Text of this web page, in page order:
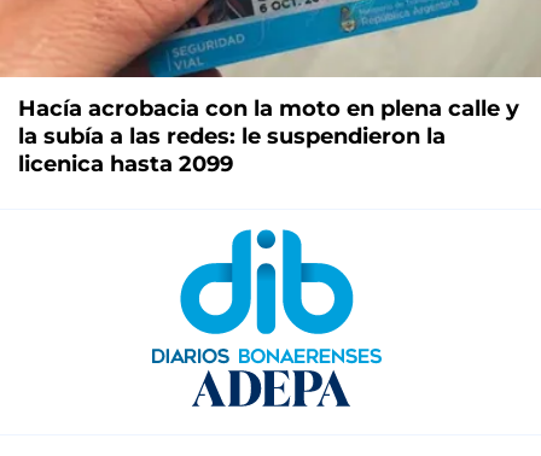
Hacía acrobacia con la moto en plena calle y
la subía a las redes: le suspendieron la
licenica hasta 2099